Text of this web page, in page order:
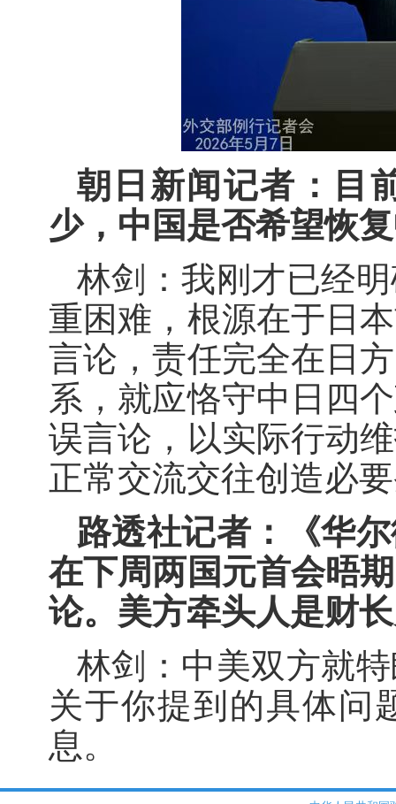
朝日新闻记者：目
少，中国是否希望恢
林剑：我刚才已经
重困难，根源在于日
言论，责任完全在日
系，就应恪守中日四
误言论，以实际行动
正常交流交往创造必
路透社记者：《华
在下周两国元首会晤
论。美方牵头人是财
林剑：中美双方就
关于你提到的具体问
息。